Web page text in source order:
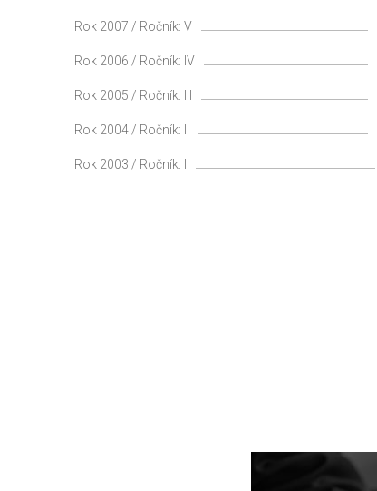
Rok 2007 / Ročník: V
Rok 2006 / Ročník: IV
Rok 2005 / Ročník: III
Rok 2004 / Ročník: II
Rok 2003 / Ročník: I